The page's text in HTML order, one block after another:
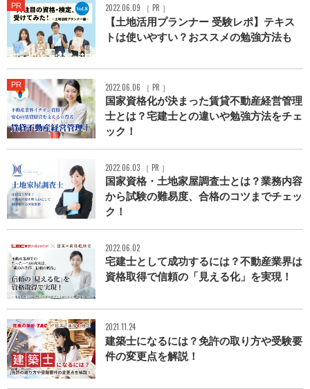
PR 2022.06.09 ［ PR ］
【土地活用プランナー 受験レポ】テキス
トは使いやすい？おススメの勉強方法も
PR 2022.06.06 ［ PR ］
国家資格化が決まった賃貸不動産経営管理
士とは？宅建士との違いや勉強方法をチェ
ック！
2022.06.03 ［ PR ］
国家資格・土地家屋調査士とは？業務内容
から試験の難易度、合格のコツまでチェッ
ク！
2022.06.02
宅建士として成功するには？不動産業界は
資格取得で信頼の「見える化」を実現！
2021.11.24
建築士になるには？免許の取り方や受験要
件の変更点を解説！